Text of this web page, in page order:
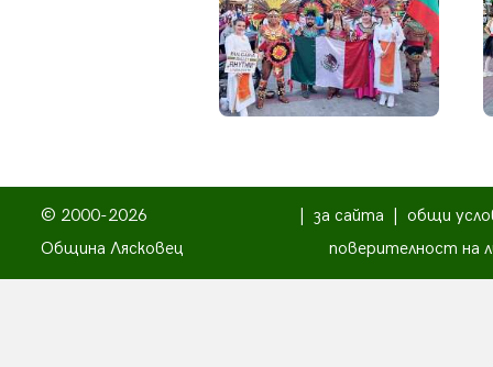
© 2000-2026
Община Лясковец
за сайта
общи
поверителност на